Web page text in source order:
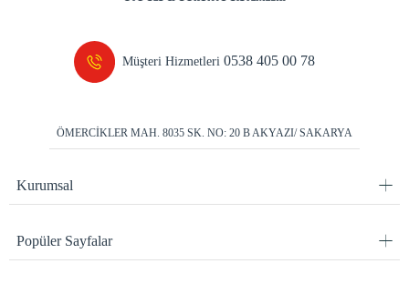
Müşteri Hizmetleri0538 405 00 78
ÖMERCİKLER MAH. 8035 SK. NO: 20 B AKYAZI/ SAKARYA
Kurumsal
Popüler Sayfalar